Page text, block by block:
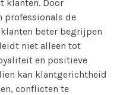
klanten. Door
professionals de
beter begrijpen
niet alleen tot
en positieve
kan klantgerichtheid
conflicten te